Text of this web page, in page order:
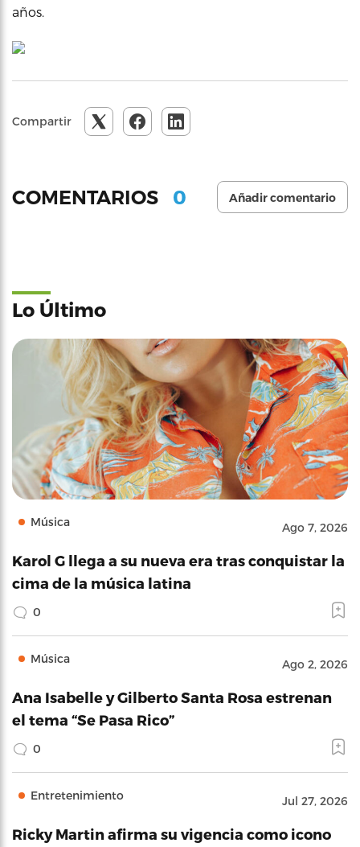
años.
Compartir
COMENTARIOS 0 Añadir comentario
Lo Último
Música Ago 7, 2026
Karol G llega a su nueva era tras conquistar la
cima de la música latina
0
Música Ago 2, 2026
Ana Isabelle y Gilberto Santa Rosa estrenan
el tema “Se Pasa Rico”
0
Entretenimiento Jul 27, 2026
Ricky Martin afirma su vigencia como icono